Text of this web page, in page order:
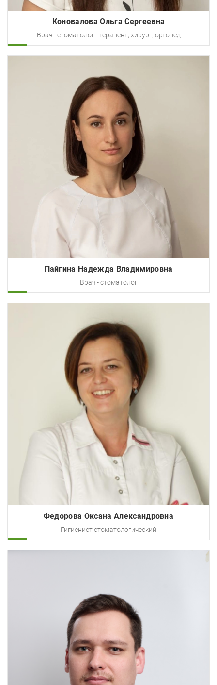
Коновалова Ольга Сергеевна
Врач - стоматолог - терапевт, хирург, ортопед
Пайгина Надежда Владимировна
Врач - стоматолог
Федорова Оксана Александровна
Гигиенист стоматологический